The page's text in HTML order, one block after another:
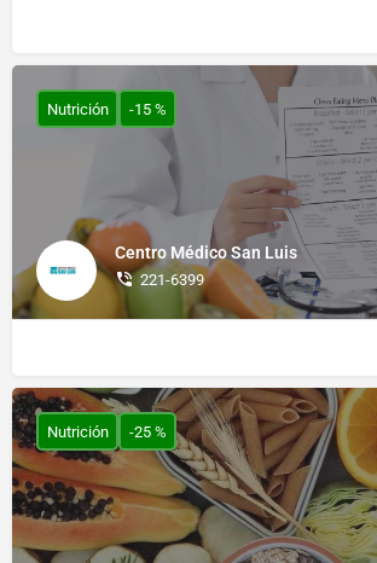
Centro Médico San Luis
221-6399
Nutrición -15 %
Nutrición -25 %